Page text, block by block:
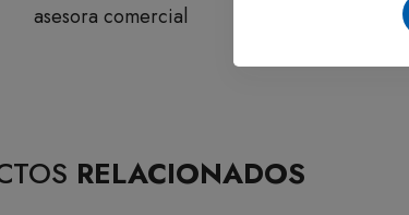
asesora comercial
RELACIONADOS